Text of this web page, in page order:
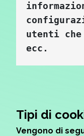
utenti che
ecc.
Tipi di
Vengono di